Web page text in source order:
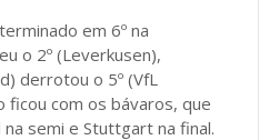
em 6º na
o 2º (Leverkusen),
derrotou o 5º (VfL
ficou com os bávaros, que
semi e Stuttgart na final.